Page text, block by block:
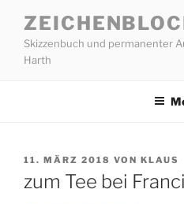
Inhalt
springen
Skizzenbuch und permanenter
Harth
VERÖFFENTLICHT
11. MÄRZ 2018 VON KLAUS
zum Tee bei